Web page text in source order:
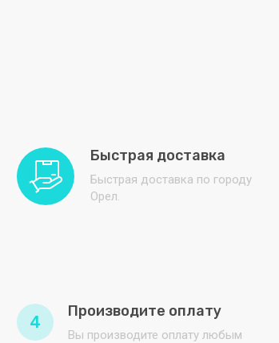
Быстрая доставка
Быстрая доставка по городу
Орел.
4
Производите оплату
Вы производите оплату любым